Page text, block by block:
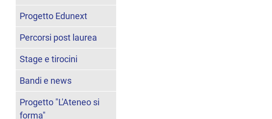
Progetto Edunext
Percorsi post laurea
Stage e tirocini
Bandi e news
Progetto "L'Ateneo si
forma"